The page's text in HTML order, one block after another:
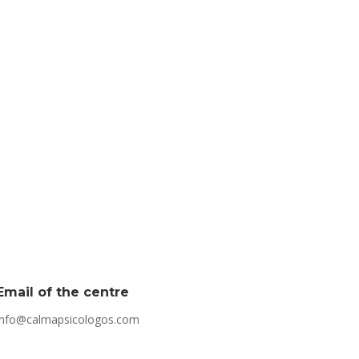
of the centre